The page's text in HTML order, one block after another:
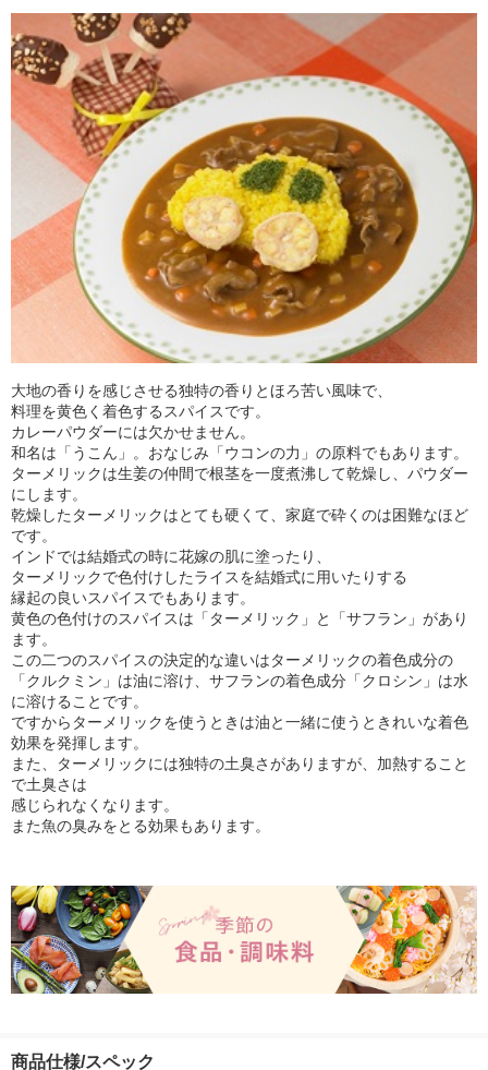
大地の香りを感じさせる独特の香りとほろ苦い風味で、
料理を黄色く着色するスパイスです。
カレーパウダーには欠かせません。
和名は「うこん」。おなじみ「ウコンの力」の原料でもあります。
ターメリックは生姜の仲間で根茎を一度煮沸して乾燥し、パウダー
にします。
乾燥したターメリックはとても硬くて、家庭で砕くのは困難なほど
です。
インドでは結婚式の時に花嫁の肌に塗ったり、
ターメリックで色付けしたライスを結婚式に用いたりする
縁起の良いスパイスでもあります。
黄色の色付けのスパイスは「ターメリック」と「サフラン」があり
ます。
この二つのスパイスの決定的な違いはターメリックの着色成分の
「クルクミン」は油に溶け、サフランの着色成分「クロシン」は水
に溶けることです。
ですからターメリックを使うときは油と一緒に使うときれいな着色
効果を発揮します。
また、ターメリックには独特の土臭さがありますが、加熱すること
で土臭さは
感じられなくなります。
また魚の臭みをとる効果もあります。
商品仕様/スペック